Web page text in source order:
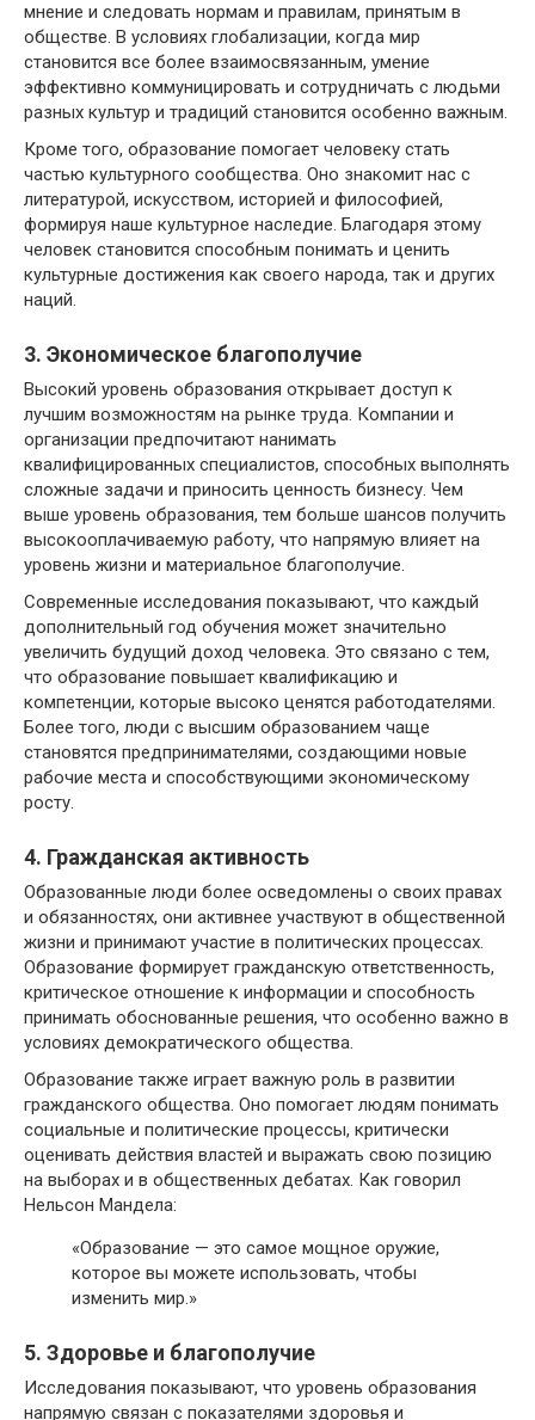
мнение и следовать нормам и правилам, принятым в
обществе. В условиях глобализации, когда мир
становится все более взаимосвязанным, умение
эффективно коммуницировать и сотрудничать с людьми
разных культур и традиций становится особенно важным.
Кроме того, образование помогает человеку стать
частью культурного сообщества. Оно знакомит нас с
литературой, искусством, историей и философией,
формируя наше культурное наследие. Благодаря этому
человек становится способным понимать и ценить
культурные достижения как своего народа, так и других
наций.
3. Экономическое благополучие
Высокий уровень образования открывает доступ к
лучшим возможностям на рынке труда. Компании и
организации предпочитают нанимать
квалифицированных специалистов, способных выполнять
сложные задачи и приносить ценность бизнесу. Чем
выше уровень образования, тем больше шансов получить
высокооплачиваемую работу, что напрямую влияет на
уровень жизни и материальное благополучие.
Современные исследования показывают, что каждый
дополнительный год обучения может значительно
увеличить будущий доход человека. Это связано с тем,
что образование повышает квалификацию и
компетенции, которые высоко ценятся работодателями.
Более того, люди с высшим образованием чаще
становятся предпринимателями, создающими новые
рабочие места и способствующими экономическому
росту.
4. Гражданская активность
Образованные люди более осведомлены о своих правах
и обязанностях, они активнее участвуют в общественной
жизни и принимают участие в политических процессах.
Образование формирует гражданскую ответственность,
критическое отношение к информации и способность
принимать обоснованные решения, что особенно важно в
условиях демократического общества.
Образование также играет важную роль в развитии
гражданского общества. Оно помогает людям понимать
социальные и политические процессы, критически
оценивать действия властей и выражать свою позицию
на выборах и в общественных дебатах. Как говорил
Нельсон Мандела:
«Образование — это самое мощное оружие,
которое вы можете использовать, чтобы
изменить мир.»
5. Здоровье и благополучие
Исследования показывают, что уровень образования
напрямую связан с показателями здоровья и